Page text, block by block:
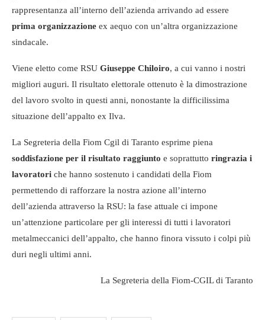
rappresentanza all’interno dell’azienda arrivando ad essere
prima organizzazione ex aequo con un’altra organizzazione
sindacale.
Viene eletto come RSU Giuseppe Chiloiro, a cui vanno i nostri
migliori auguri. Il risultato elettorale ottenuto è la dimostrazione
del lavoro svolto in questi anni, nonostante la difficilissima
situazione dell’appalto ex Ilva.
La Segreteria della Fiom Cgil di Taranto esprime piena
soddisfazione per il risultato raggiunto e soprattutto ringrazia i
lavoratori che hanno sostenuto i candidati della Fiom
permettendo di rafforzare la nostra azione all’interno
dell’azienda attraverso la RSU: la fase attuale ci impone
un’attenzione particolare per gli interessi di tutti i lavoratori
metalmeccanici dell’appalto, che hanno finora vissuto i colpi più
duri negli ultimi anni.
La Segreteria della Fiom-CGIL di Taranto